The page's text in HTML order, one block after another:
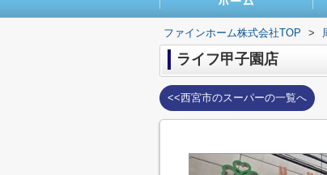
ファインホーム株式会社TOP >
ライフ甲子園店
<<西宮市のスーパーの一覧へ